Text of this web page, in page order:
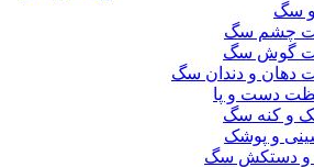
سگ
چشم سگ
گوش سگ
دهان و دندان سگ
دست و پا
و کنه سگ
و پوشک
و دستکش سگ